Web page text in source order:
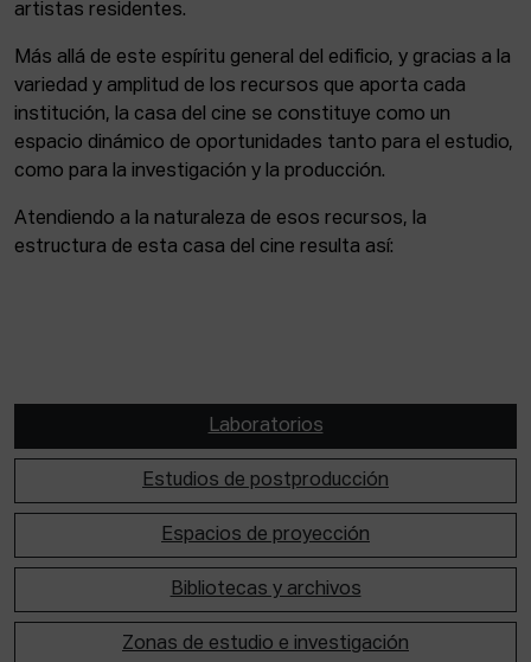
artistas residentes.
Más allá de este espíritu general del edificio, y gracias a la
variedad y amplitud de los recursos que aporta cada
institución, la casa del cine se constituye como un
espacio dinámico de oportunidades tanto para el estudio,
como para la investigación y la producción.
Atendiendo a la naturaleza de esos recursos, la
estructura de esta casa del cine resulta así:
Laboratorios
Estudios de postproducción
Espacios de proyección
Bibliotecas y archivos
Zonas de estudio e investigación